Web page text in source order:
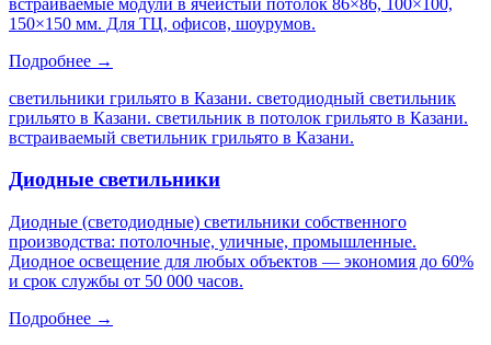
150×150 мм. Для ТЦ, офисов, шоурумов.
Подробнее →
светильники грильято в Казани. светодиодный светильник
грильято в Казани. светильник в потолок грильято в Казани.
встраиваемый светильник грильято в Казани.
Диодные светильники
Диодные (светодиодные) светильники собственного
производства: потолочные, уличные, промышленные.
Диодное освещение для любых объектов — экономия до 60%
и срок службы от 50 000 часов.
Подробнее →